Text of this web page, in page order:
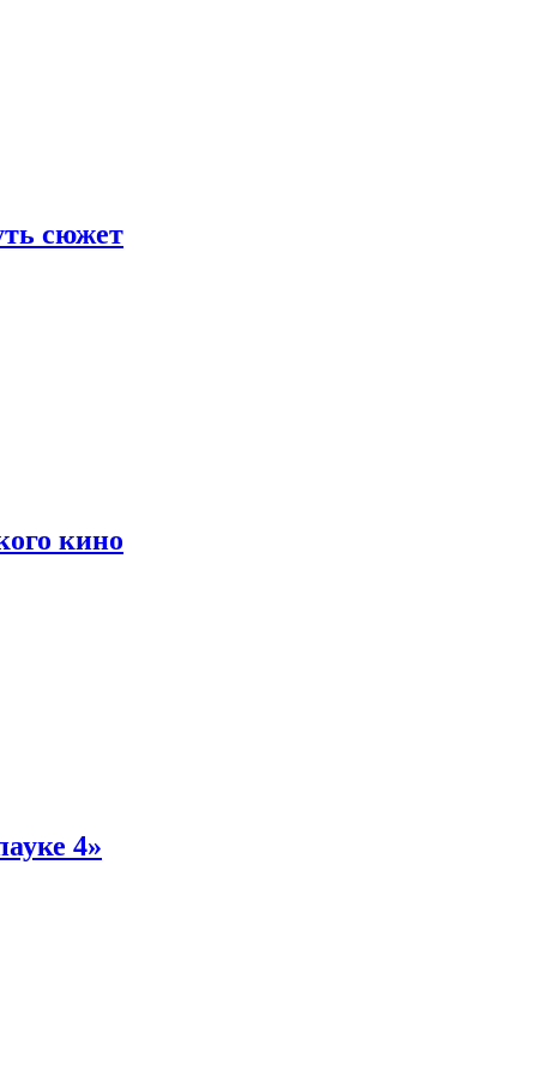
сюжет
кино
4»